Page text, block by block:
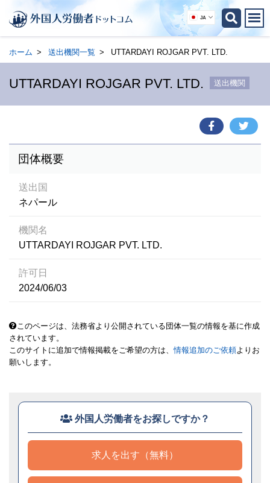
JA
ホーム 送出機関一覧 UTTARDAYI ROJGAR PVT. LTD.
UTTARDAYI ROJGAR PVT. LTD. 送出機関
団体概要
送出国
ネパール
機関名
UTTARDAYI ROJGAR PVT. LTD.
許可日
2024/06/03
このページは、法務省より公開されている団体一覧の情報を基に作成
されています。
このサイトに追加で情報掲載をご希望の方は、情報追加のご依頼よりお
願いします。
外国人労働者をお探しですか？
求人を出す（無料）